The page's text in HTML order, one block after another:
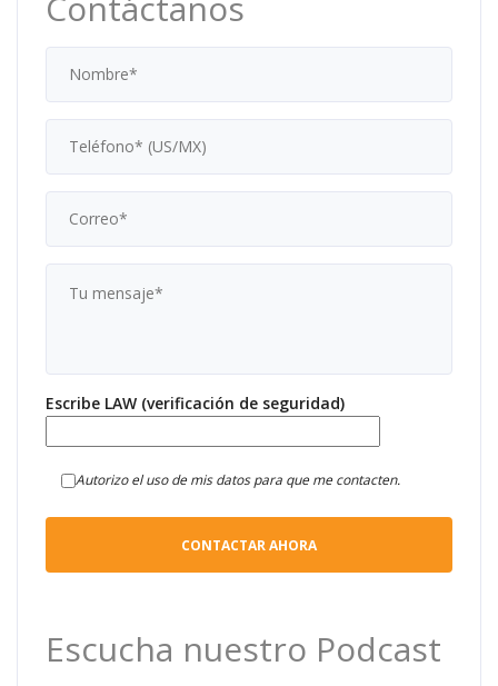
Escribe LAW (verificación de seguridad)
Autorizo el uso de mis datos para que me contacten.
Escucha nuestro Podcast